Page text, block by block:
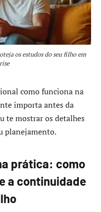
os estudos do seu filho em
como funciona na
importa antes da
te mostrar os detalhes
planejamento.
prática: como
a continuidade